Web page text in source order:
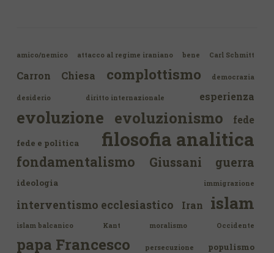
amico/nemico attacco al regime iraniano bene Carl Schmitt
Carron Chiesa complottismo democrazia
desiderio diritto internazionale esperienza
evoluzione evoluzionismo fede
fede e politica filosofia analitica
fondamentalismo Giussani guerra
ideologia immigrazione
interventismo ecclesiastico Iran islam
islam balcanico Kant moralismo Occidente
papa Francesco persecuzione populismo